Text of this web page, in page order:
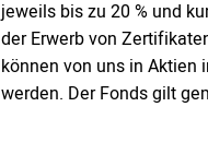
jeweils bis zu 20 % und
der Erwerb von
können von uns in Aktien
werden. Der Fonds gilt